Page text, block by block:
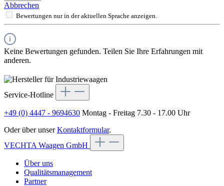
Abbrechen
Bewertungen nur in der aktuellen Sprache anzeigen.
Keine Bewertungen gefunden. Teilen Sie Ihre Erfahrungen mit
anderen.
Service-Hotline
+49 (0) 4447 - 9694630 Montag - Freitag 7.30 - 17.00 Uhr
Oder über unserKontaktformular.
VECHTA Waagen GmbH
Über uns
Qualitätsmanagement
Partner